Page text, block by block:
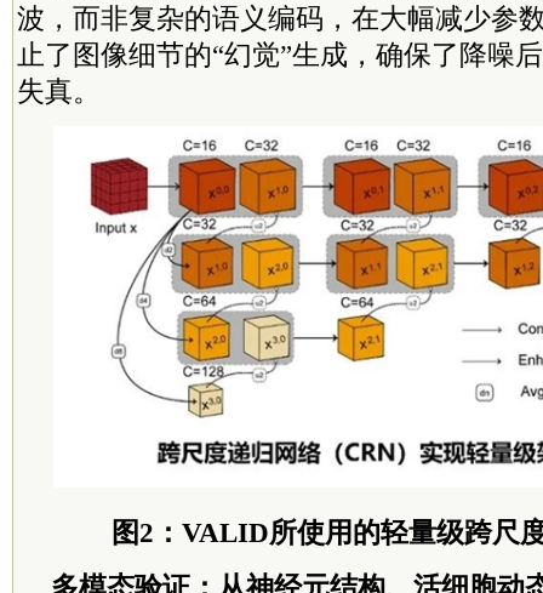
波，而非复杂的语义编码，在大幅减少参
止了图像细节的“幻觉”生成，确保了降噪
失真。
图2：VALID所使用的轻量级跨尺